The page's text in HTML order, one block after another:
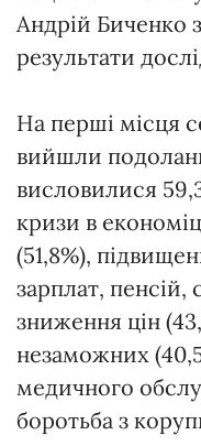
Андрій Биченко
результати
На перші місця
вийшли
висловилися
кризи в
(51,8%),
зарплат, пенсій,
зниження цін
незаможних
медичного
боротьба з